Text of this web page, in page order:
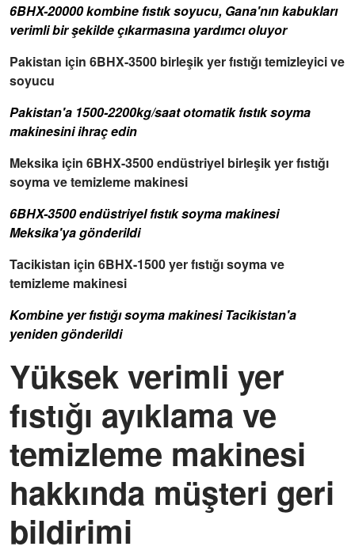
6BHX-20000 kombine fıstık soyucu, Gana'nın kabukları
verimli bir şekilde çıkarmasına yardımcı oluyor
Pakistan için 6BHX-3500 birleşik yer fıstığı temizleyici ve
soyucu
Pakistan'a 1500-2200kg/saat otomatik fıstık soyma
makinesini ihraç edin
Meksika için 6BHX-3500 endüstriyel birleşik yer fıstığı
soyma ve temizleme makinesi
6BHX-3500 endüstriyel fıstık soyma makinesi
Meksika'ya gönderildi
Tacikistan için 6BHX-1500 yer fıstığı soyma ve
temizleme makinesi
Kombine yer fıstığı soyma makinesi Tacikistan'a
yeniden gönderildi
Yüksek verimli yer
fıstığı ayıklama ve
temizleme makinesi
hakkında müşteri geri
bildirimi